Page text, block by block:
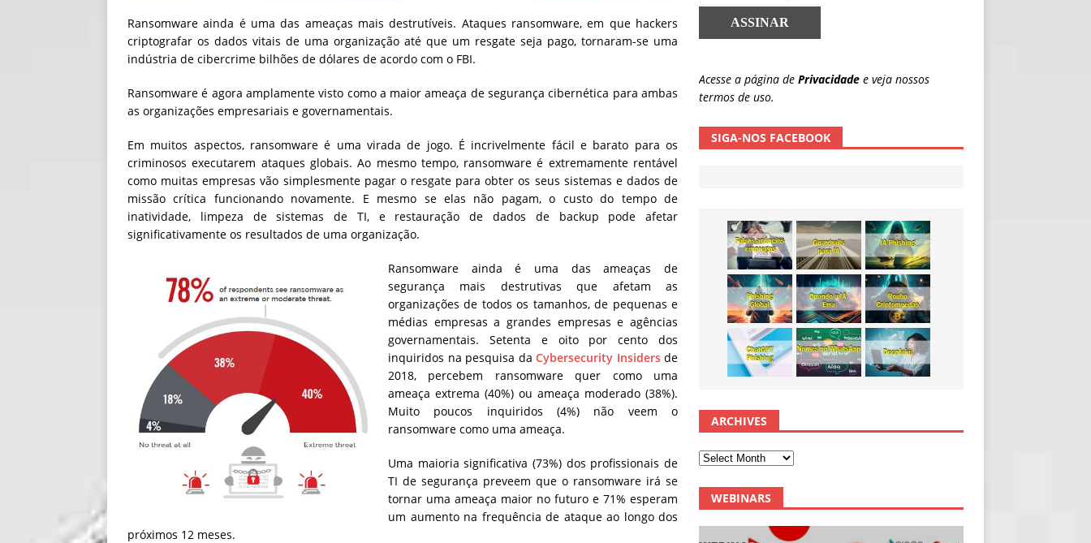
Ransomware ainda é uma das ameaças mais destrutíveis. Ataques ransomware, em que hackers
criptografar os dados vitais de uma organização até que um resgate seja pago, tornaram-se uma
indústria de cibercrime bilhões de dólares de acordo com o FBI.
Ransomware é agora amplamente visto como a maior ameaça de segurança cibernética para ambas
as organizações empresariais e governamentais.
Em muitos aspectos, ransomware é uma virada de jogo. É incrivelmente fácil e barato para os
criminosos executarem ataques globais. Ao mesmo tempo, ransomware é extremamente rentável
como muitas empresas vão simplesmente pagar o resgate para obter os seus sistemas e dados de
missão crítica funcionando novamente. E mesmo se elas não pagam, o custo do tempo de
inatividade, limpeza de sistemas de TI, e restauração de dados de backup pode afetar
significativamente os resultados de uma organização.
Ransomware ainda é uma das ameaças de
segurança mais destrutivas que afetam as
organizações de todos os tamanhos, de pequenas e
médias empresas a grandes empresas e agências
governamentais. Setenta e oito por cento dos
inquiridos na pesquisa daCybersecurity Insidersde
2018, percebem ransomware quer como uma
ameaça extrema (40%) ou ameaça moderado (38%).
Muito poucos inquiridos (4%) não veem o
ransomware como uma ameaça.
Uma maioria significativa (73%) dos profissionais de
TI de segurança preveem que o ransomware irá se
tornar uma ameaça maior no futuro e 71% esperam
um aumento na frequência de ataque ao longo dos
próximos 12 meses.
Acesse a página de Privacidade e veja nossos
termos de uso.
SIGA-NOS FACEBOOK
ARCHIVES
WEBINARS